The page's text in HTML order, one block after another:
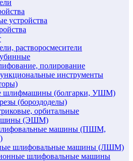
устройства
растворосмесители
полирование
инструменты
шлифмашины (болгарки, УШМ)
(бороздоделы)
орбитальные
(ЭШМ)
машины (ПШМ,
шлифовальные машины (ЛШМ)
шлифовальные машины